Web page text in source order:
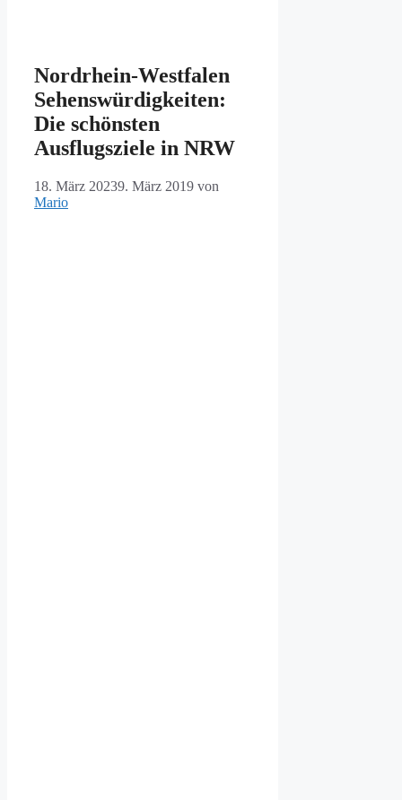
Nordrhein-Westfalen
Sehenswürdigkeiten:
Die schönsten
Ausflugsziele in NRW
18. März 20239. März 2019 von
Mario